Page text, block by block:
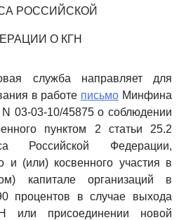
РОССИЙСКОЙ
О КГН
служба направляет для
в работе письмо Минфина
03-03-10/45875 о соблюдении
пунктом 2 статьи 25.2
Российской Федерации,
и (или) косвенного участия в
капитале организаций в
процентов в случае выхода
или присоединении новой